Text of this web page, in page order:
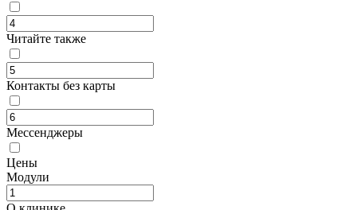
Читайте также
Контакты без карты
Мессенджеры
Цены
Модули